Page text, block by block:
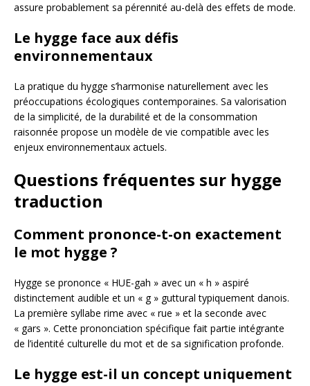
assure probablement sa pérennité au-delà des effets de mode.
Le hygge face aux défis
environnementaux
La pratique du hygge s’harmonise naturellement avec les
préoccupations écologiques contemporaines. Sa valorisation
de la simplicité, de la durabilité et de la consommation
raisonnée propose un modèle de vie compatible avec les
enjeux environnementaux actuels.
Questions fréquentes sur hygge
traduction
Comment prononce-t-on exactement
le mot hygge ?
Hygge se prononce « HUE-gah » avec un « h » aspiré
distinctement audible et un « g » guttural typiquement danois.
La première syllabe rime avec « rue » et la seconde avec
« gars ». Cette prononciation spécifique fait partie intégrante
de l’identité culturelle du mot et de sa signification profonde.
Le hygge est-il un concept uniquement